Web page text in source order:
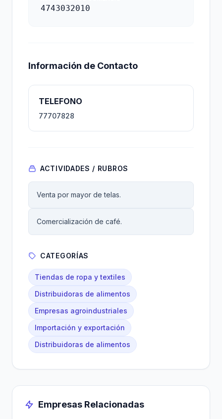
4743032010
Información de Contacto
TELEFONO
77707828
ACTIVIDADES / RUBROS
Venta por mayor de telas.
Comercialización de café.
CATEGORÍAS
Tiendas de ropa y textiles
Distribuidoras de alimentos
Empresas agroindustriales
Importación y exportación
Distribuidoras de alimentos
Empresas Relacionadas